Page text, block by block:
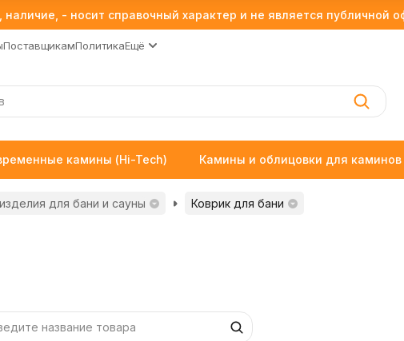
- носит справочный характер и не является публичной
ПоставщикамПолитикаЕщё
камины (Hi-Tech) Камины и облицовки для каминов
для бани и сауны Коврик для бани